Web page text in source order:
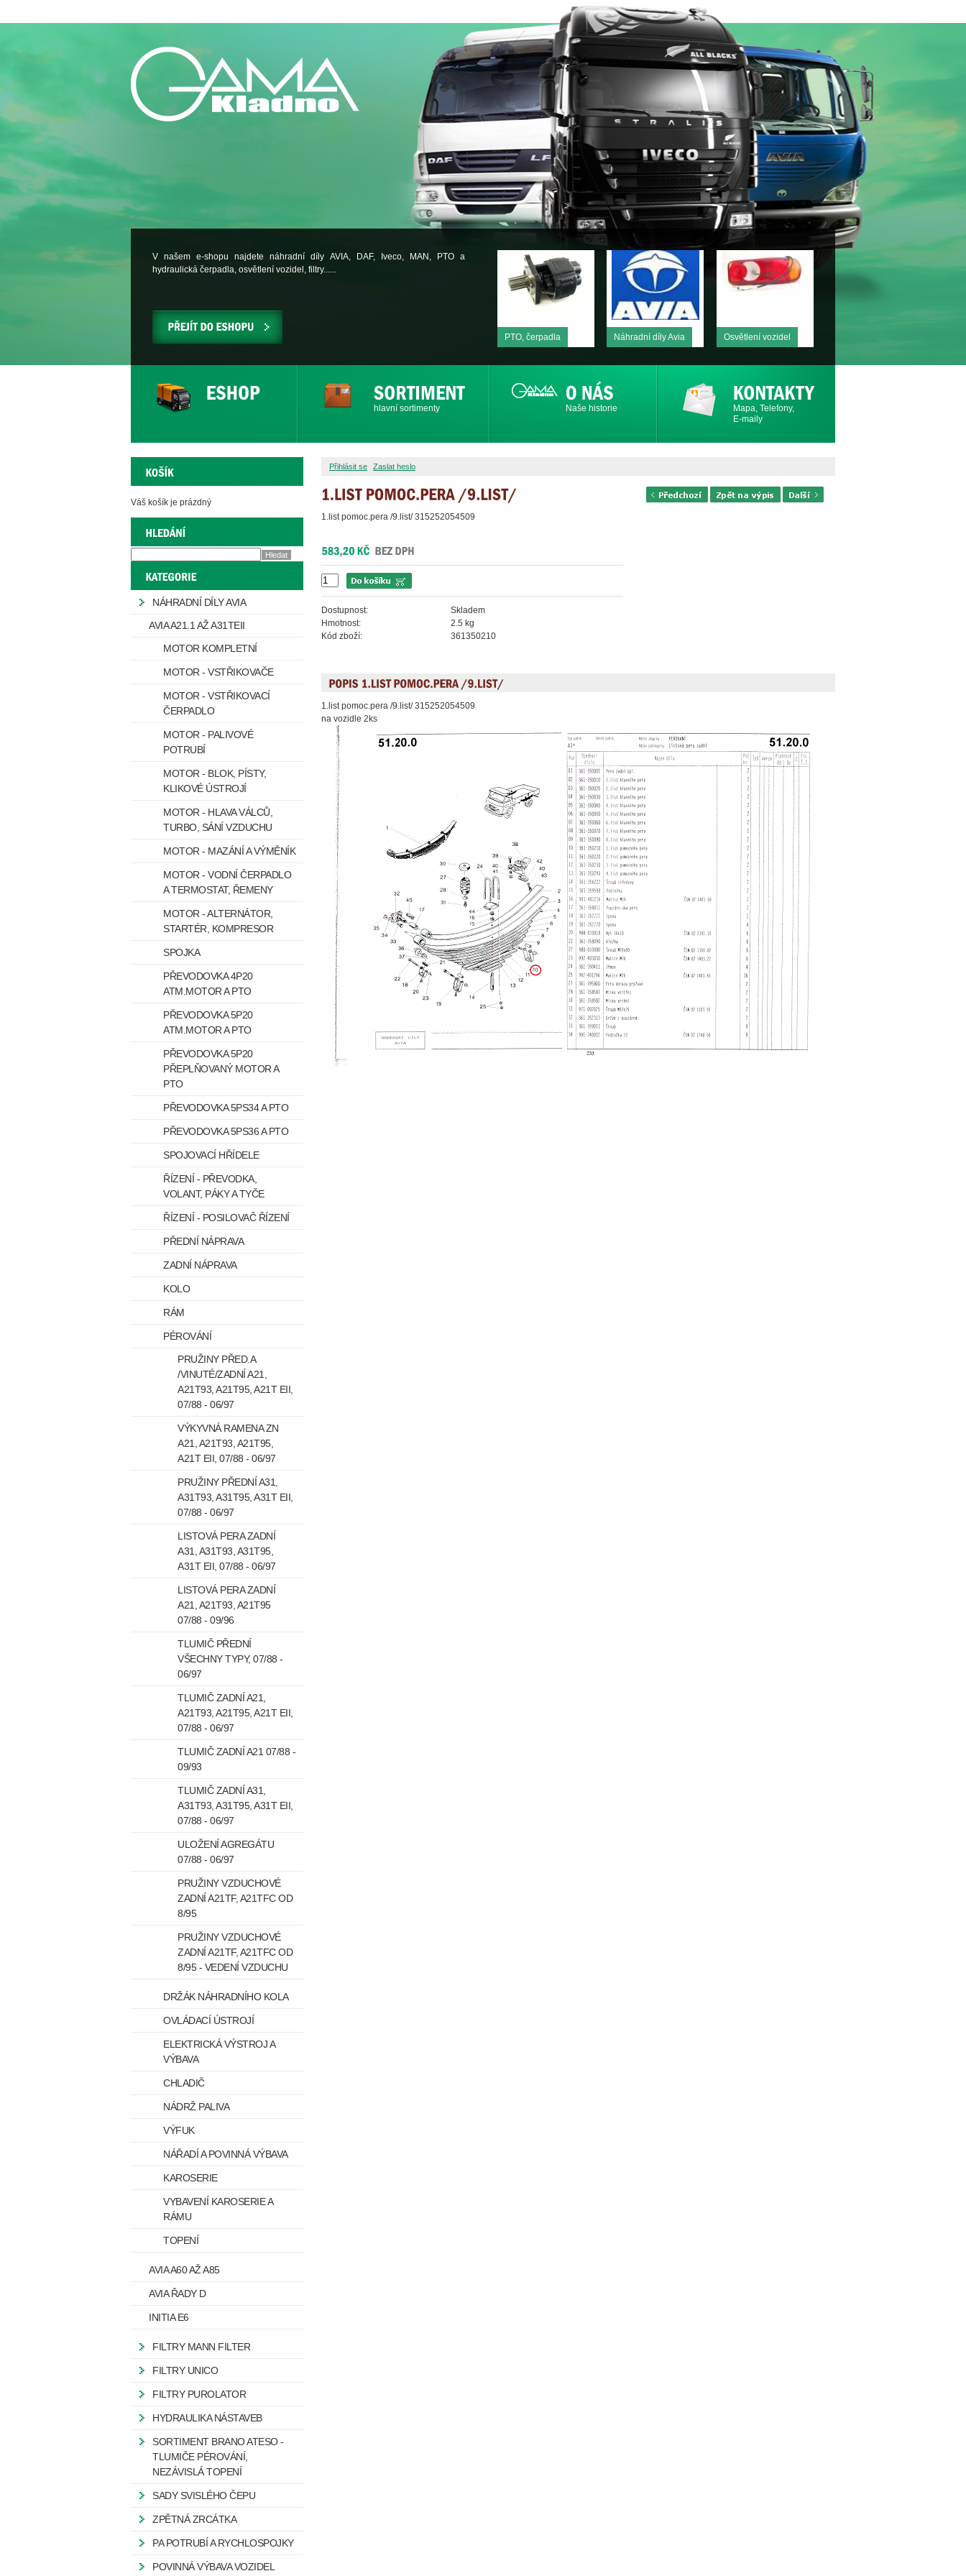
V našem e-shopu najdete náhradní díly AVIA, DAF, Iveco, MAN, PTO a
hydraulická čerpadla, osvětlení vozidel, filtry......
PTO, čerpadla Náhradní díly Avia Osvětlení vozidel
hlavní sortimenty Naše historie
Mapa, Telefony,
E-maily
Přihlásit se Zaslat heslo
1.list pomoc.pera /9.list/ 315252054509
Dostupnost:
Skladem
Hmotnost:
2.5 kg
Kód zboží:
361350210
1.list pomoc.pera /9.list/ 315252054509
na vozidle 2ks
Váš košík je prázdný
NÁHRADNÍ DÍLY AVIA
AVIA A21.1 AŽ A31TEII
MOTOR KOMPLETNÍ
MOTOR - VSTŘIKOVAČE
MOTOR - VSTŘIKOVACÍ
ČERPADLO
MOTOR - PALIVOVÉ
POTRUBÍ
MOTOR - BLOK, PÍSTY,
KLIKOVÉ ÚSTROJÍ
MOTOR - HLAVA VÁLCŮ,
TURBO, SÁNÍ VZDUCHU
MOTOR - MAZÁNÍ A VÝMĚNÍK
MOTOR - VODNÍ ČERPADLO
A TERMOSTAT, ŘEMENY
MOTOR - ALTERNÁTOR,
STARTÉR, KOMPRESOR
SPOJKA
PŘEVODOVKA 4P20
ATM.MOTOR A PTO
PŘEVODOVKA 5P20
ATM.MOTOR A PTO
PŘEVODOVKA 5P20
PŘEPLŇOVANÝ MOTOR A
PTO
PŘEVODOVKA 5PS34 A PTO
PŘEVODOVKA 5PS36 A PTO
SPOJOVACÍ HŘÍDELE
ŘÍZENÍ - PŘEVODKA,
VOLANT, PÁKY A TYČE
ŘÍZENÍ - POSILOVAČ ŘÍZENÍ
PŘEDNÍ NÁPRAVA
ZADNÍ NÁPRAVA
KOLO
RÁM
PÉROVÁNÍ
PRUŽINY PŘED.A
/VINUTÉ/ZADNÍ A21,
A21T93, A21T95, A21T EII,
07/88 - 06/97
VÝKYVNÁ RAMENA ZN
A21, A21T93, A21T95,
A21T EII, 07/88 - 06/97
PRUŽINY PŘEDNÍ A31,
A31T93, A31T95, A31T EII,
07/88 - 06/97
LISTOVÁ PERA ZADNÍ
A31, A31T93, A31T95,
A31T EII, 07/88 - 06/97
LISTOVÁ PERA ZADNÍ
A21, A21T93, A21T95
07/88 - 09/96
TLUMIČ PŘEDNÍ
VŠECHNY TYPY, 07/88 -
06/97
TLUMIČ ZADNÍ A21,
A21T93, A21T95, A21T EII,
07/88 - 06/97
TLUMIČ ZADNÍ A21 07/88 -
09/93
TLUMIČ ZADNÍ A31,
A31T93, A31T95, A31T EII,
07/88 - 06/97
ULOŽENÍ AGREGÁTU
07/88 - 06/97
PRUŽINY VZDUCHOVÉ
ZADNÍ A21TF, A21TFC OD
8/95
PRUŽINY VZDUCHOVÉ
ZADNÍ A21TF, A21TFC OD
8/95 - VEDENÍ VZDUCHU
DRŽÁK NÁHRADNÍHO KOLA
OVLÁDACÍ ÚSTROJÍ
ELEKTRICKÁ VÝSTROJ A
VÝBAVA
CHLADIČ
NÁDRŽ PALIVA
VÝFUK
NÁŘADÍ A POVINNÁ VÝBAVA
KAROSERIE
VYBAVENÍ KAROSERIE A
RÁMU
TOPENÍ
AVIA A60 AŽ A85
AVIA ŘADY D
INITIA E6
FILTRY MANN FILTER
FILTRY UNICO
FILTRY PUROLATOR
HYDRAULIKA NÁSTAVEB
SORTIMENT BRANO ATESO -
TLUMIČE PÉROVÁNÍ,
NEZÁVISLÁ TOPENÍ
SADY SVISLÉHO ČEPU
ZPĚTNÁ ZRCÁTKA
PA POTRUBÍ A RYCHLOSPOJKY
POVINNÁ VÝBAVA VOZIDEL